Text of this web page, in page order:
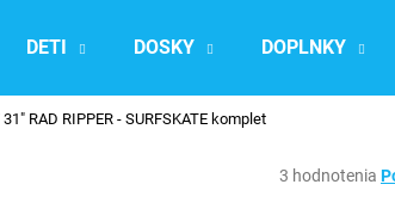
DETI DOSKY DOPLNKY
31" RAD RIPPER - SURFSKATE komplet
Priemerné
3 hodnotenia
Čo potrebujete nájsť?